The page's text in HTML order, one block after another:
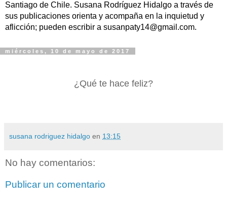
Santiago de Chile. Susana Rodríguez Hidalgo a través de
sus publicaciones orienta y acompaña en la inquietud y
aflicción; pueden escribir a susanpaty14@gmail.com.
miércoles, 10 de mayo de 2017
¿Qué te hace feliz?
susana rodriguez hidalgo en 13:15
No hay comentarios:
Publicar un comentario